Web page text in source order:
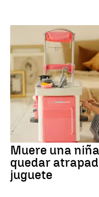
Muere una
quedar
juguete